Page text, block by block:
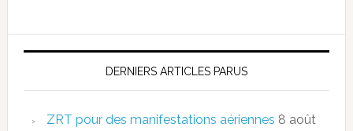
DERNIERS ARTICLES PARUS
ZRT pour des manifestations aériennes 8 août